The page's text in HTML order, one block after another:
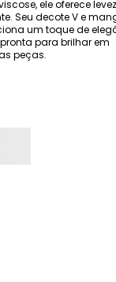
ele oferece
Seu decote V e
um toque de
para brilhar em
peças.